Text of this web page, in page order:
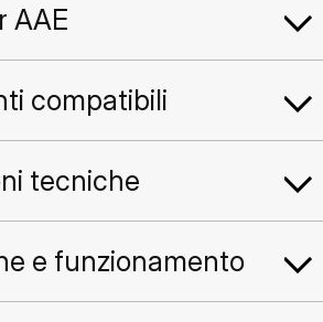
AAE
compatibili
tecniche
e funzionamento